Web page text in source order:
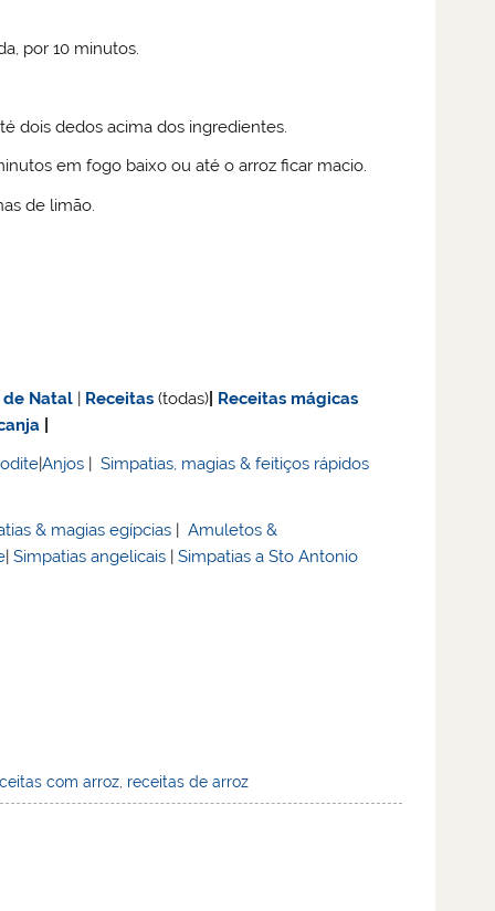
por 10 minutos.
dois dedos acima dos ingredientes.
em fogo baixo ou até o arroz ficar macio.
de limão.
de Natal | Receitas (todas) Receitas mágicas
|Anjos |Simpatias, magias & feitiços rápidos
& magias egípcias |Amuletos &
|Simpatias angelicais |Simpatias a Sto Antonio
com arroz receitas de arroz